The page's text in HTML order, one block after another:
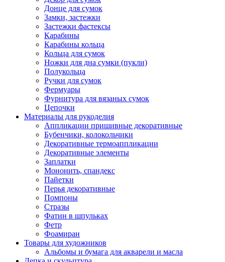
Донце для сумок
Замки, застежки
Застежки фастексы
Карабины
Карабины кольца
Кольца для сумок
Ножки для дна сумки (пукли)
Полукольца
Ручки для сумок
Фермуары
Фурнитура для вязаных сумок
Цепочки
Материалы для рукоделия
Аппликации пришивные декоративные
Бубенчики, колокольчики
Декоративные термоаппликации
Декоративные элементы
Заплатки
Мононить, спандекс
Пайетки
Перья декоративные
Помпоны
Стразы
Фатин в шпульках
Фетр
Фоамиран
Товары для художников
Альбомы и бумага для акварели и масла